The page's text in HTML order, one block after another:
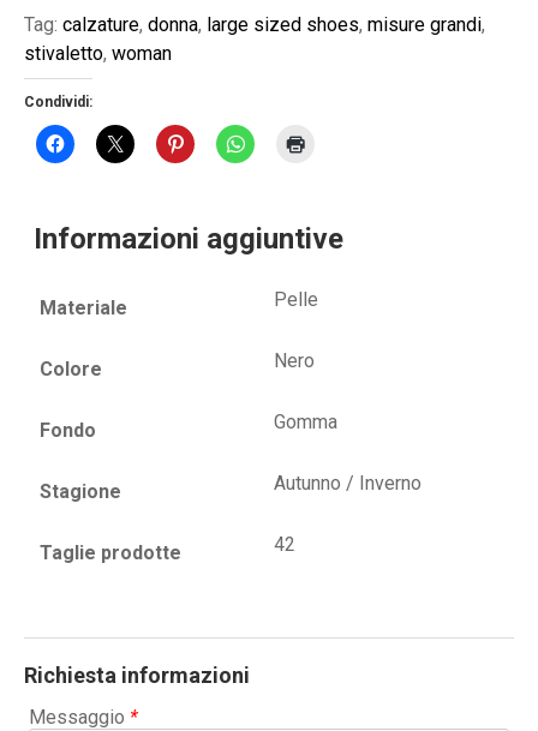
Tag: calzature, donna, large sized shoes, misure grandi,
stivaletto, woman
Condividi:
Informazioni aggiuntive
Materiale Pelle
Colore Nero
Fondo Gomma
Stagione Autunno / Inverno
Taglie prodotte 42
Richiesta informazioni
Messaggio *